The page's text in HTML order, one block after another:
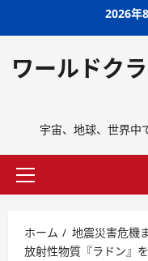
2026年
ワールドク
宇宙、地球、世界中
ホーム
地震災害危機
放射性物質『ラドン』